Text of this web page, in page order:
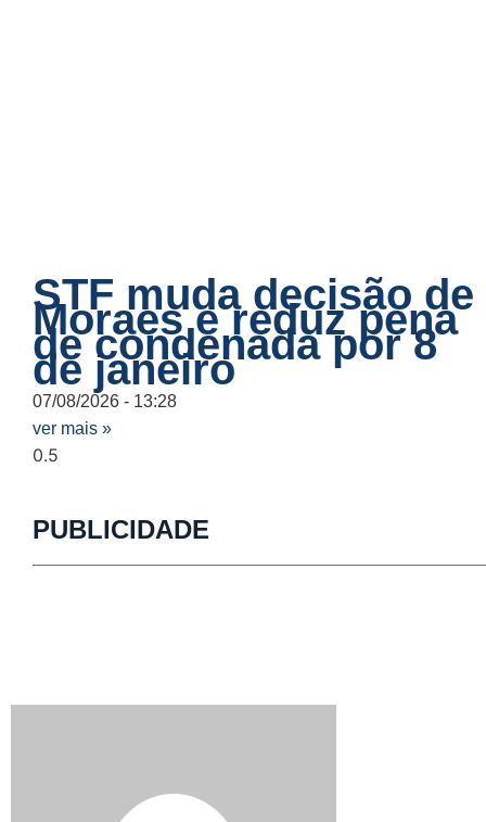
STF muda decisão de
Moraes e reduz pena
de condenada por 8
de janeiro
07/08/2026
13:28
ver mais »
PUBLICIDADE